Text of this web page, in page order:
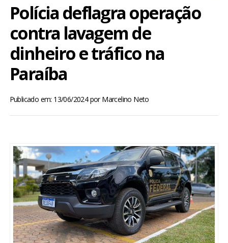
INÍCIO
POMBAL E REGIÃO
ESPORTES
ENTRETENIMENTO
ENQUETE
TV LPB
Polícia deflagra operação
contra lavagem de
dinheiro e tráfico na
Paraíba
Publicado em: 13/06/2024porMarcelino Neto